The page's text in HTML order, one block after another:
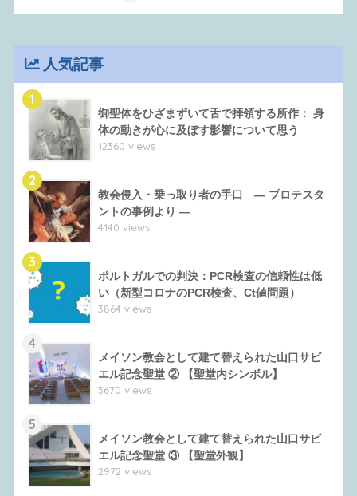
人気記事
1
御聖体をひざまずいて舌で拝領する所作： 身
体の動きが心に及ぼす影響について思う
12360 views
2
教会侵入・乗っ取り者の手口 ― プロテスタ
ントの事例より ―
4140 views
3
ポルトガルでの判決：PCR検査の信頼性は低
い（新型コロナのPCR検査、Ct値問題）
3864 views
4
メイソン教会として建て替えられた山口サビ
エル記念聖堂 ② 【聖堂内シンボル】
3670 views
5
メイソン教会として建て替えられた山口サビ
エル記念聖堂 ③ 【聖堂外観】
2972 views